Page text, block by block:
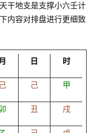
干地支是支撑小六壬计
内容对排盘进行更细致
日 时
己 己 甲
丑 戌